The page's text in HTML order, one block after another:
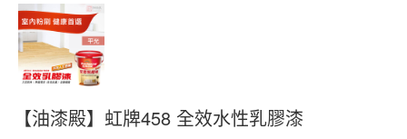
【油漆殿】虹牌458 全效水性乳膠漆